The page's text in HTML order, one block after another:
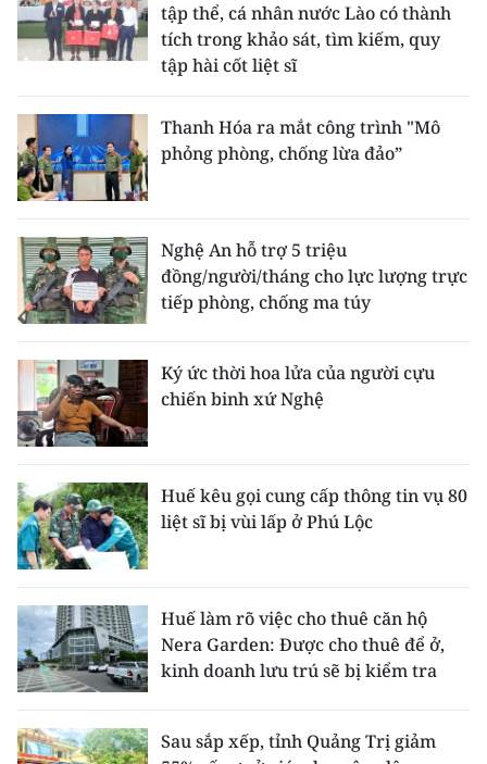
tập thể, cá nhân nước Lào có thành
tích trong khảo sát, tìm kiếm, quy
tập hài cốt liệt sĩ
Thanh Hóa ra mắt công trình "Mô
phỏng phòng, chống lừa đảo”
Nghệ An hỗ trợ 5 triệu
đồng/người/tháng cho lực lượng trực
tiếp phòng, chống ma túy
Ký ức thời hoa lửa của người cựu
chiến binh xứ Nghệ
Huế kêu gọi cung cấp thông tin vụ 80
liệt sĩ bị vùi lấp ở Phú Lộc
Huế làm rõ việc cho thuê căn hộ
Nera Garden: Được cho thuê để ở,
kinh doanh lưu trú sẽ bị kiểm tra
Sau sắp xếp, tỉnh Quảng Trị giảm